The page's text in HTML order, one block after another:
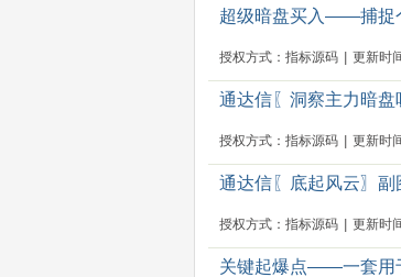
超级暗盘买入——捕捉
授权方式：指标源码 更新时
通达信〖洞察主力暗
授权方式：指标源码 更新时
通达信〖底起风云〗副
授权方式：指标源码 更新时
关键起爆点——一套用